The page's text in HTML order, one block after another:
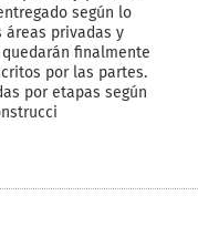
según lo
áreas privadas y
finalmente
por las partes.
por etapas según